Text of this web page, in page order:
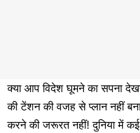
क्या आप विदेश घूमने का सपना
की टेंशन की वजह से प्लान नहीं
करने की जरूरत नहीं! दुनिया में